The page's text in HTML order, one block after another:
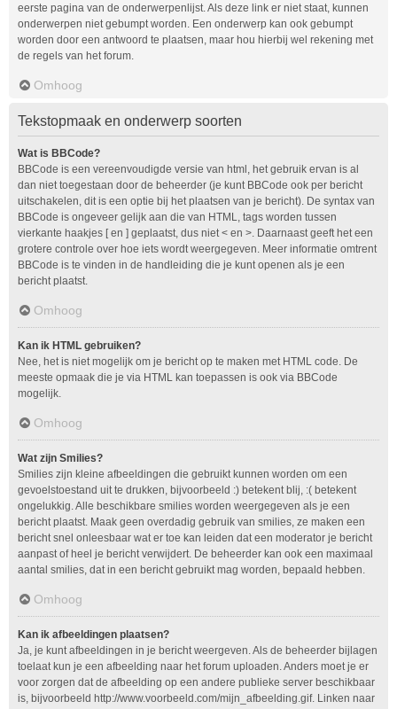
eerste pagina van de onderwerpenlijst. Als deze link er niet staat, kunnen
onderwerpen niet gebumpt worden. Een onderwerp kan ook gebumpt
worden door een antwoord te plaatsen, maar hou hierbij wel rekening met
de regels van het forum.
Omhoog
Tekstopmaak en onderwerp soorten
Wat is BBCode?
BBCode is een vereenvoudigde versie van html, het gebruik ervan is al
dan niet toegestaan door de beheerder (je kunt BBCode ook per bericht
uitschakelen, dit is een optie bij het plaatsen van je bericht). De syntax van
BBCode is ongeveer gelijk aan die van HTML, tags worden tussen
vierkante haakjes [ en ] geplaatst, dus niet < en >. Daarnaast geeft het een
grotere controle over hoe iets wordt weergegeven. Meer informatie omtrent
BBCode is te vinden in de handleiding die je kunt openen als je een
bericht plaatst.
Omhoog
Kan ik HTML gebruiken?
Nee, het is niet mogelijk om je bericht op te maken met HTML code. De
meeste opmaak die je via HTML kan toepassen is ook via BBCode
mogelijk.
Omhoog
Wat zijn Smilies?
Smilies zijn kleine afbeeldingen die gebruikt kunnen worden om een
gevoelstoestand uit te drukken, bijvoorbeeld :) betekent blij, :( betekent
ongelukkig. Alle beschikbare smilies worden weergegeven als je een
bericht plaatst. Maak geen overdadig gebruik van smilies, ze maken een
bericht snel onleesbaar wat er toe kan leiden dat een moderator je bericht
aanpast of heel je bericht verwijdert. De beheerder kan ook een maximaal
aantal smilies, dat in een bericht gebruikt mag worden, bepaald hebben.
Omhoog
Kan ik afbeeldingen plaatsen?
Ja, je kunt afbeeldingen in je bericht weergeven. Als de beheerder bijlagen
toelaat kun je een afbeelding naar het forum uploaden. Anders moet je er
voor zorgen dat de afbeelding op een andere publieke server beschikbaar
is, bijvoorbeeld http://www.voorbeeld.com/mijn_afbeelding.gif. Linken naar